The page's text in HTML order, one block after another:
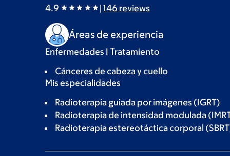
4.9 |146 reviews
Áreas de experiencia
Enfermedades I Tratamiento
Cánceres de cabeza y cuello
Mis especialidades
Radioterapia guiada por imágenes (IGRT)
Radioterapia de intensidad modulada
Radioterapia estereotáctica corporal